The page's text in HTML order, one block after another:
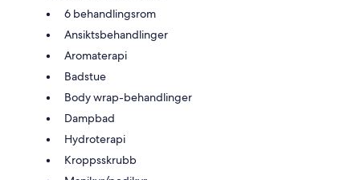
6 behandlingsrom
Ansiktsbehandlinger
Aromaterapi
Badstue
Body wrap-behandlinger
Dampbad
Hydroterapi
Kroppsskrubb